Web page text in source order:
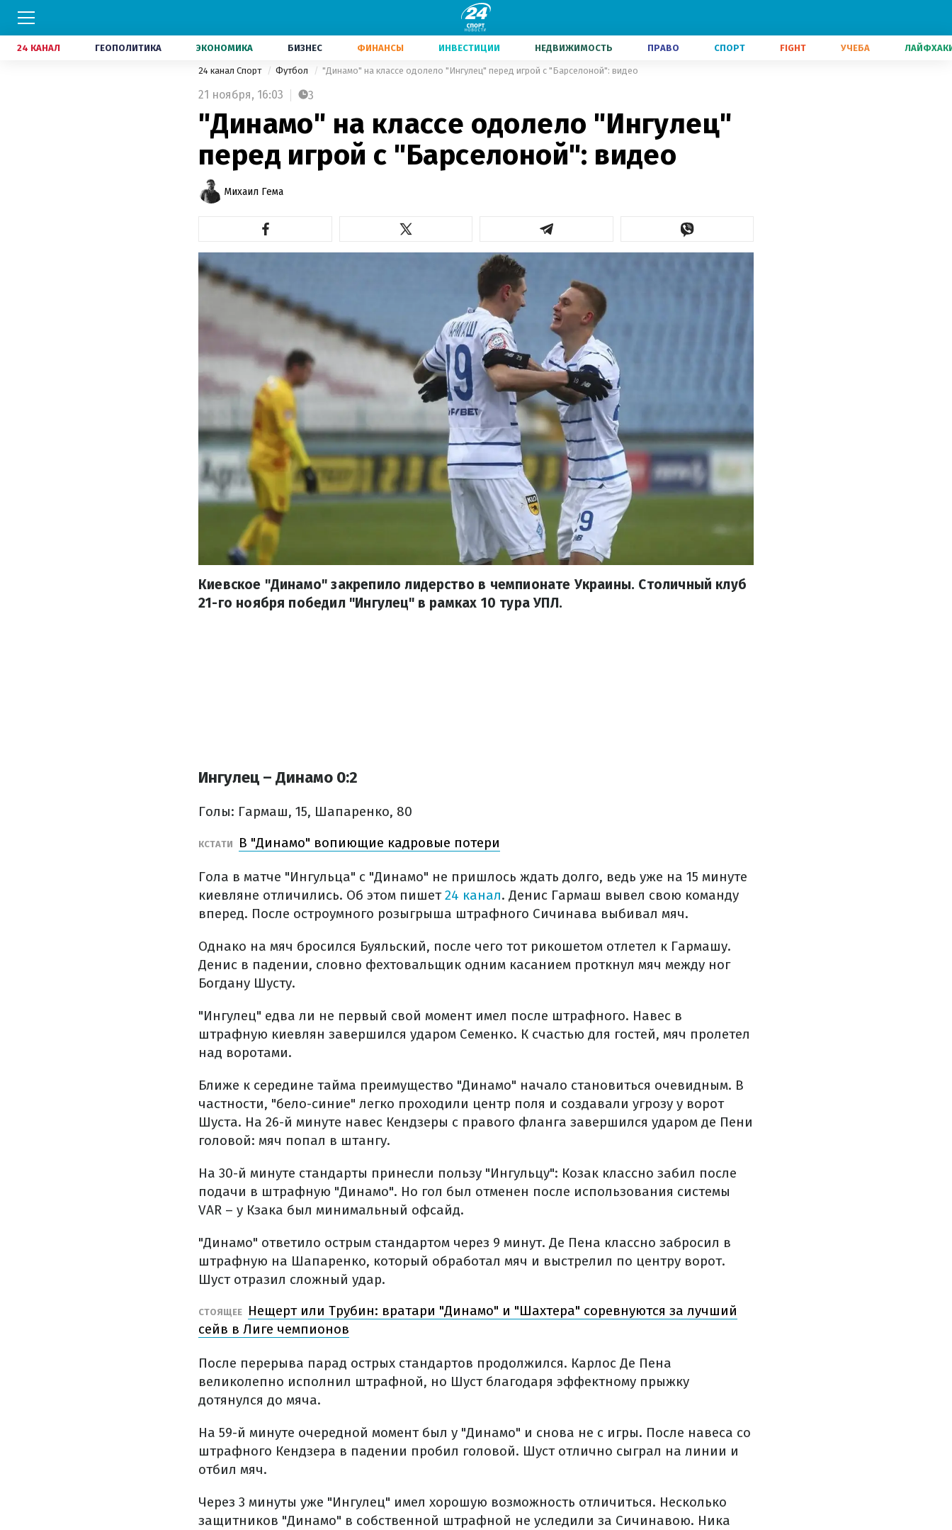
24 КАНАЛ ГЕОПОЛИТИКА ЭКОНОМИКА БИЗНЕС ФИНАНСЫ ИНВЕСТИЦИИ НЕДВИЖИМОСТЬ ПРАВО СПОРТ FIGHT УЧЕБА
24 канал Спорт Футбол "Динамо" на классе одолело "Ингулец" перед игрой с "Барселоной": видео
21 ноября, 16:03 3
"Динамо" на классе одолело "Ингулец"
перед игрой с "Барселоной": видео
Михаил Гема
Киевское "Динамо" закрепило лидерство в чемпионате Украины. Столичный клуб
21-го ноября победил "Ингулец" в рамках 10 тура УПЛ.
Ингулец – Динамо 0:2
Голы: Гармаш, 15, Шапаренко, 80
КСТАТИ В "Динамо" вопиющие кадровые потери
Гола в матче "Ингульца" с "Динамо" не пришлось ждать долго, ведь уже на 15 минуте
киевляне отличились. Об этом пишет24 канал. Денис Гармаш вывел свою команду
вперед. После остроумного розыгрыша штрафного Сичинава выбивал мяч.
Однако на мяч бросился Буяльский, после чего тот рикошетом отлетел к Гармашу.
Денис в падении, словно фехтовальщик одним касанием проткнул мяч между ног
Богдану Шусту.
"Ингулец" едва ли не первый свой момент имел после штрафного. Навес в
штрафную киевлян завершился ударом Семенко. К счастью для гостей, мяч пролетел
над воротами.
Ближе к середине тайма преимущество "Динамо" начало становиться очевидным. В
частности, "бело-синие" легко проходили центр поля и создавали угрозу у ворот
Шуста. На 26-й минуте навес Кендзеры с правого фланга завершился ударом де Пени
головой: мяч попал в штангу.
На 30-й минуте стандарты принесли пользу "Ингульцу": Козак классно забил после
подачи в штрафную "Динамо". Но гол был отменен после использования системы
VAR – у Кзака был минимальный офсайд.
"Динамо" ответило острым стандартом через 9 минут. Де Пена классно забросил в
штрафную на Шапаренко, который обработал мяч и выстрелил по центру ворот.
Шуст отразил сложный удар.
СТОЯЩЕЕ
Нещерт или Трубин: вратари "Динамо" и "Шахтера" соревнуются за лучший
сейв в Лиге чемпионов
После перерыва парад острых стандартов продолжился. Карлос Де Пена
великолепно исполнил штрафной, но Шуст благодаря эффектному прыжку
дотянулся до мяча.
На 59-й минуте очередной момент был у "Динамо" и снова не с игры. После навеса со
штрафного Кендзера в падении пробил головой. Шуст отлично сыграл на линии и
отбил мяч.
Через 3 минуты уже "Ингулец" имел хорошую возможность отличиться. Несколько
защитников "Динамо" в собственной штрафной не уследили за Сичинавою. Ника